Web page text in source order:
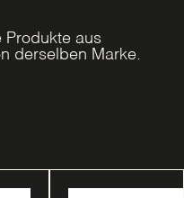
Produkte aus
derselben Marke.